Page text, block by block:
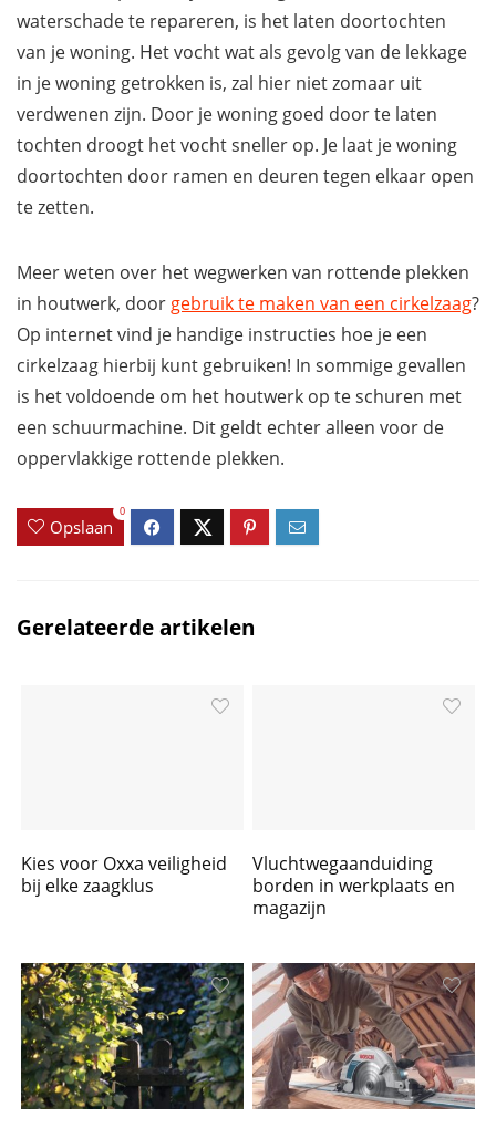
waterschade te repareren, is het laten doortochten
van je woning. Het vocht wat als gevolg van de lekkage
in je woning getrokken is, zal hier niet zomaar uit
verdwenen zijn. Door je woning goed door te laten
tochten droogt het vocht sneller op. Je laat je woning
doortochten door ramen en deuren tegen elkaar open
te zetten.
Meer weten over het wegwerken van rottende plekken
in houtwerk, doorgebruik te maken van een cirkelzaag?
Op internet vind je handige instructies hoe je een
cirkelzaag hierbij kunt gebruiken! In sommige gevallen
is het voldoende om het houtwerk op te schuren met
een schuurmachine. Dit geldt echter alleen voor de
oppervlakkige rottende plekken.
Opslaan
0
Gerelateerde artikelen
Kies voor Oxxa veiligheid
bij elke zaagklus
Vluchtwegaanduiding
borden in werkplaats en
magazijn